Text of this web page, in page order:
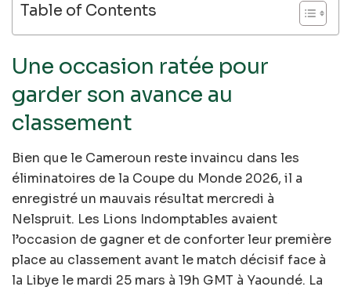
Table of Contents
Une occasion ratée pour
garder son avance au
classement
Bien que le Cameroun reste invaincu dans les
éliminatoires de la Coupe du Monde 2026, il a
enregistré un mauvais résultat mercredi à
Nelspruit. Les Lions Indomptables avaient
l’occasion de gagner et de conforter leur première
place au classement avant le match décisif face à
la Libye le mardi 25 mars à 19h GMT à Yaoundé. La